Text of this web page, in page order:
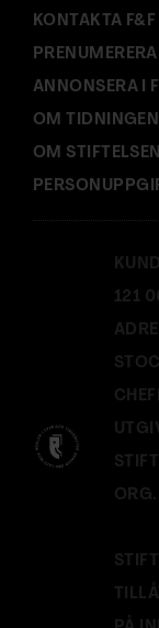
KONTAKTA F&F
PRENUMERERA
ANNONSERA I
OM TIDNINGEN
OM STIFTELSEN
121